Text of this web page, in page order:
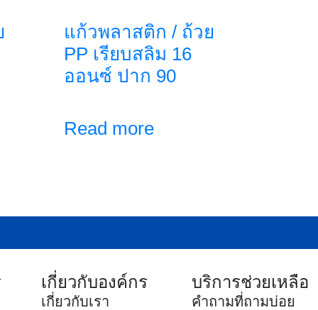
แก้วพลาสติก / ถ้วย
PP เรียบสลิม 16
ออนซ์ ปาก 90
Read more
เกี่ยวกับองค์กร
เกี่ยวกับเรา
บริการช่วยเหลือ
คำถามที่ถามบ่อย